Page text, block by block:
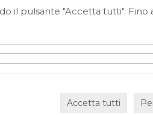
GRECO CON
il pulsante "Accetta tutti". Fino
Accetta tutti